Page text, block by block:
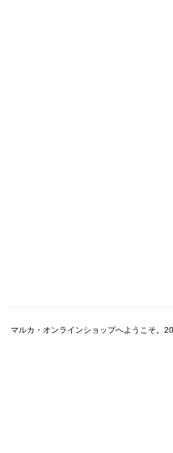
マルカ・オンラインショップへようこそ。